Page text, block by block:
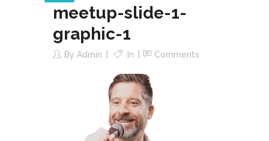
meetup-slide-1-
graphic-1
By Admin In Comments